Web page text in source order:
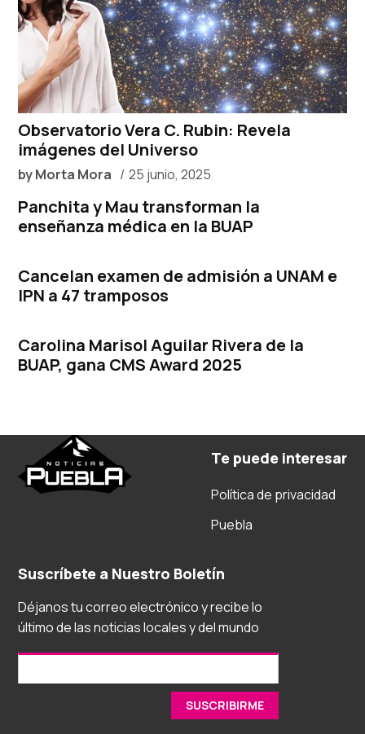
Observatorio Vera C. Rubin: Revela
imágenes del Universo
byMorta Mora 25 junio, 2025
Panchita y Mau transforman la
enseñanza médica en la BUAP
Cancelan examen de admisión a UNAM e
IPN a 47 tramposos
Carolina Marisol Aguilar Rivera de la
BUAP, gana CMS Award 2025
Te puede interesar
Política de privacidad
Puebla
Suscríbete a Nuestro Boletín
Déjanos tu correo electrónico y recibe lo
último de las noticias locales y del mundo